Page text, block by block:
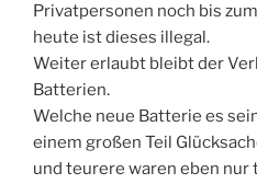
Privatpersonen noch bis
heute ist dieses illegal.
Weiter erlaubt bleibt der
Batterien.
Welche neue Batterie es
einem großen Teil
und teurere waren eben nur